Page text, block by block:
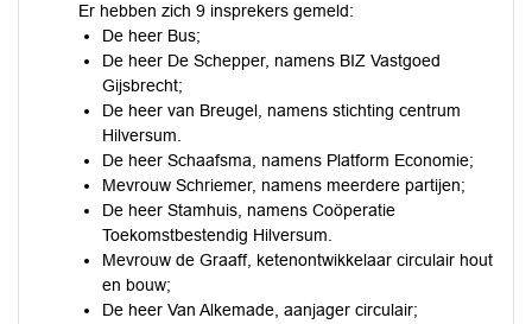
Er hebben zich 9 insprekers gemeld:
De heer Bus;
De heer De Schepper, namens BIZ Vastgoed
Gijsbrecht;
De heer van Breugel, namens stichting centrum
Hilversum.
De heer Schaafsma, namens Platform Economie;
Mevrouw Schriemer, namens meerdere partijen;
De heer Stamhuis, namens Coöperatie
Toekomstbestendig Hilversum.
Mevrouw de Graaff, ketenontwikkelaar circulair hout
en bouw;
De heer Van Alkemade, aanjager circulair;